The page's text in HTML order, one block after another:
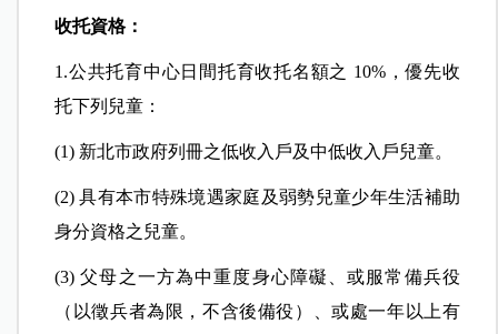
收托資格：
1.公共托育中心日間托育收托名額之 10%，優先收
托下列兒童：
(1) 新北市政府列冊之低收入戶及中低收入戶兒童。
(2) 具有本市特殊境遇家庭及弱勢兒童少年生活補助
身分資格之兒童。
(3) 父母之一方為中重度身心障礙、或服常備兵役
（以徵兵者為限，不含後備役）、或處一年以上有